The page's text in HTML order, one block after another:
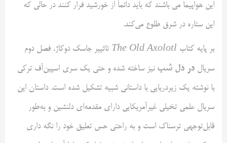
این هواپیما می باشند که باید دائماً از خورشید فرار کنند در حالی که
این ستاره در شرق طلوع می‌کند.
بر پایه کتاب The Old Axolotl تاثییر جاسک دوکاژ، فصل دوم
سریال در دل شب نیز ساخته شده و حتی یک سری اسپین‌آف ترکی
با نوشته یک زیردریایی با داستانی شبیه تشکیل شده است. داستان این
سریال علمی تخیلی غیرآمریکایی دارای مقدمه‌ای دلنشین و به‌طور
قابل‌توجهی ترسناک است و به راحتی حس تعلیق خود را نگه داری